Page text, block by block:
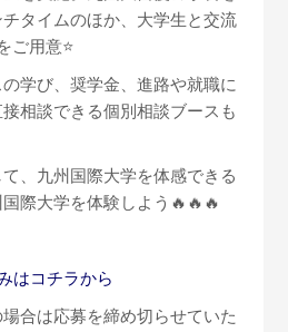
タイムのほか、大学生と交流
ご用意⭐
学び、奨学金、進路や就職に
相談できる個別相談ブースも
、九州国際大学を体感できる
際大学を体験しよう🔥🔥🔥
はコチラから
合は応募を締め切らせていた